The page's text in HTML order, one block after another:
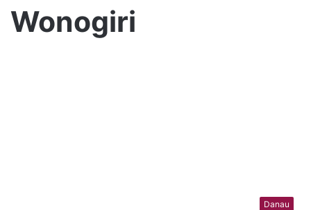
Wonogiri
Danau